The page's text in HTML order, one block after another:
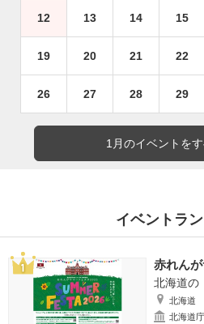
12 13 14 15
19 20 21 22
26 27 28 29
1月のイベントを
イベントラ
赤れん
北海道の
北海道
北海道